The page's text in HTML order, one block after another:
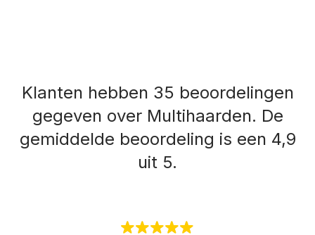
Klanten hebben 35 beoordelingen
gegeven over Multihaarden. De
gemiddelde beoordeling is een 4,9
uit 5.